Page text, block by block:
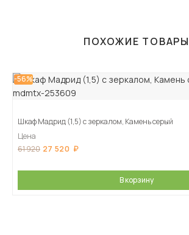
ПОХОЖИЕ ТОВАРЫ
-56%
Шкаф Мадрид (1,5) с зеркалом, Камень серый
Цена
61 920 27 520
В корзину